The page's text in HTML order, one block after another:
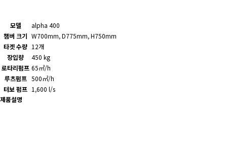
모델
alpha 400
챔버 크기 W700mm, D775mm, H750mm
타겟 수량 12개
장입량
450 kg
로타리펌프 65㎡/h
루츠펌프 500㎡/h
터보 펌프 1,600 l/s
제품설명